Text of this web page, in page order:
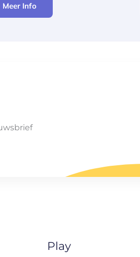
Meer Info
Play